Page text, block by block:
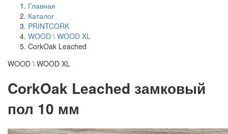
Главная
Каталог
PRINTCORK
WOOD \ WOOD XL
CorkOak Leached
WOOD \ WOOD XL
CorkOak Leached замковый
пол 10 мм